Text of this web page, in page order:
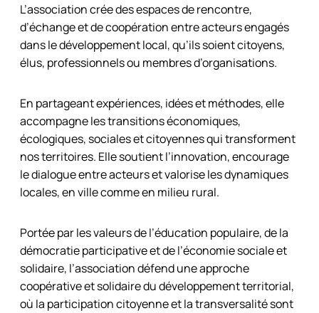
L’association crée des espaces de rencontre,
d’échange et de coopération entre acteurs engagés
dans le développement local, qu’ils soient citoyens,
élus, professionnels ou membres d’organisations.
En partageant expériences, idées et méthodes, elle
accompagne les transitions économiques,
écologiques, sociales et citoyennes qui transforment
nos territoires. Elle soutient l’innovation, encourage
le dialogue entre acteurs et valorise les dynamiques
locales, en ville comme en milieu rural.
Portée par les valeurs de l’éducation populaire, de la
démocratie participative et de l’économie sociale et
solidaire, l’association défend une approche
coopérative et solidaire du développement territorial,
où la participation citoyenne et la transversalité sont